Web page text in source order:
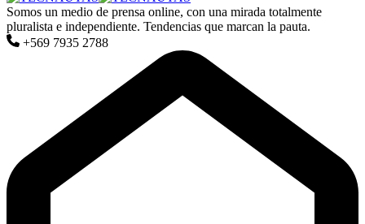
Somos un medio de prensa online, con una mirada totalmente
pluralista e independiente. Tendencias que marcan la pauta.
+569 7935 2788